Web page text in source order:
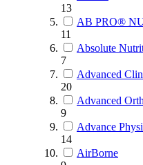
13
AB PRO®
11
Absolute
7
Advanced
20
Advanced
9
Advance
14
AirBorne